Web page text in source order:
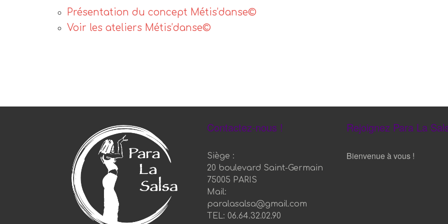
Présentation du concept Métis’danse©
Voir les ateliers Métis’danse©
Contactez-nous !
Siège :
20 boulevard Saint-Germain
75005 PARIS
Mail:
paralasalsa@gmail.com
TEL: 06.64.32.02.90
Rejoignez Para La
Bienvenue à vous !